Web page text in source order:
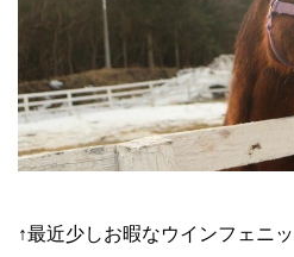
↑最近少しお暇なウインフェニ